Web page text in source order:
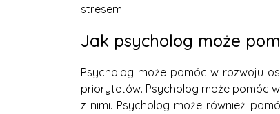
stresem.
Jak psycholog może
Psycholog może pomóc w rozwoju
priorytetów. Psycholog może pomóc
z nimi. Psycholog może również